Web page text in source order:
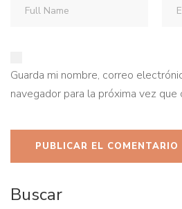
Guarda mi nombre, correo
navegador para la próxima vez que
Buscar